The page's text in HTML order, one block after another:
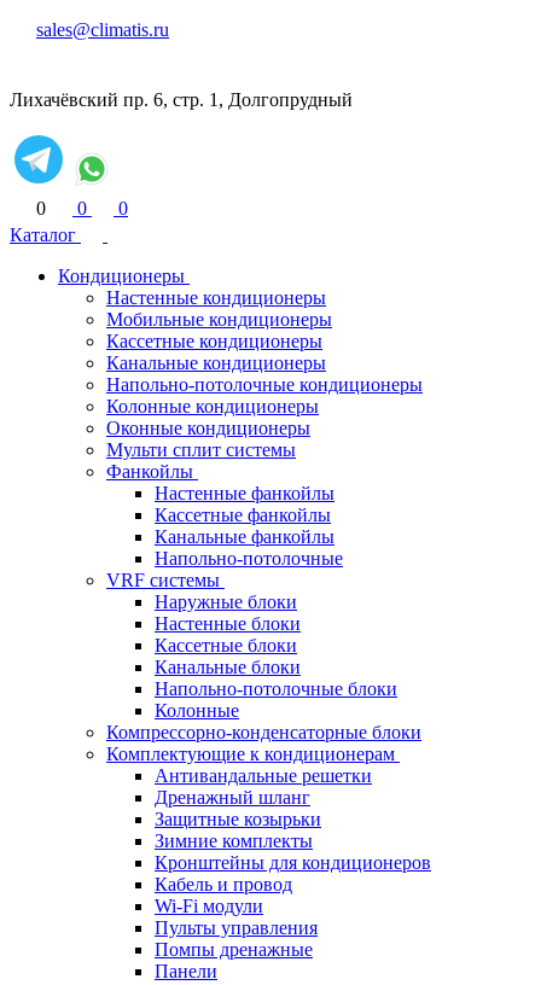
sales@climatis.ru
Лихачёвский пр. 6, стр. 1, Долгопрудный
0 0
0
Каталог
Кондиционеры
Настенные кондиционеры
Мобильные кондиционеры
Кассетные кондиционеры
Канальные кондиционеры
Напольно-потолочные кондиционеры
Колонные кондиционеры
Оконные кондиционеры
Мульти сплит системы
Фанкойлы
Настенные фанкойлы
Кассетные фанкойлы
Канальные фанкойлы
Напольно-потолочные
VRF системы
Наружные блоки
Настенные блоки
Кассетные блоки
Канальные блоки
Напольно-потолочные блоки
Колонные
Компрессорно-конденсаторные блоки
Комплектующие к кондиционерам
Антивандальные решетки
Дренажный шланг
Защитные козырьки
Зимние комплекты
Кронштейны для кондиционеров
Кабель и провод
Wi-Fi модули
Пульты управления
Помпы дренажные
Панели